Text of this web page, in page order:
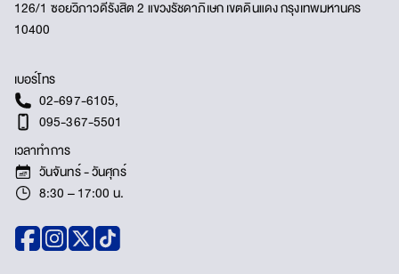
126/1 ซอยวิภาวดีรังสิต 2 แขวงรัชดาภิเษก เขตดินแดง กรุงเทพมหานคร
10400
เบอร์โทร
02-697-6105,
095-367-5501
เวลาทำการ
วันจันทร์ - วันศุกร์
8:30 – 17:00 น.